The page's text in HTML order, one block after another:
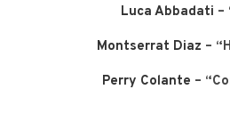
Luca Abbadati –
Montserrat Diaz –
Perry Colante –